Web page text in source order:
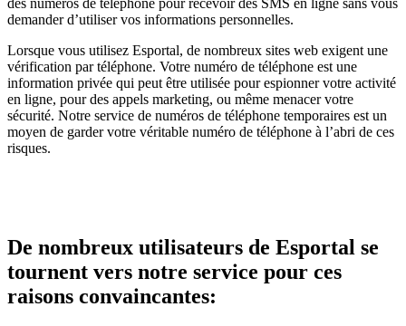
demander d’utiliser vos informations personnelles.
Lorsque vous utilisez Esportal, de nombreux sites web exigent une
vérification par téléphone. Votre numéro de téléphone est une
information privée qui peut être utilisée pour espionner votre activité
en ligne, pour des appels marketing, ou même menacer votre
sécurité. Notre service de numéros de téléphone temporaires est un
moyen de garder votre véritable numéro de téléphone à l’abri de ces
risques.
De nombreux utilisateurs de Esportal se
tournent vers notre service pour ces
raisons convaincantes: